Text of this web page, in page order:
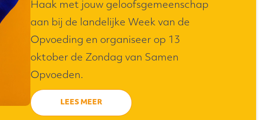
Haak met jouw geloofsgemeenschap
aan bij de landelijke Week van de
Opvoeding en organiseer op 13
oktober de Zondag van Samen
Opvoeden.
LEES MEER